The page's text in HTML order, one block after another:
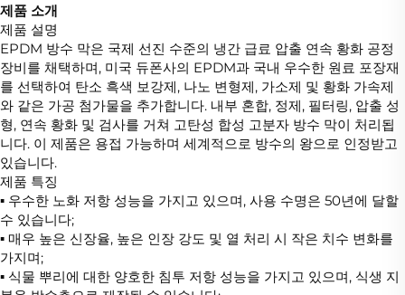
제품 소개
제품 설명
EPDM 방수 막은 국제 선진 수준의 냉간 급료 압출 연속 황화 공정
장비를 채택하며, 미국 듀폰사의 EPDM과 국내 우수한 원료 포장재
를 선택하여 탄소 흑색 보강제, 나노 변형제, 가소제 및 황화 가속제
와 같은 가공 첨가물을 추가합니다. 내부 혼합, 정제, 필터링, 압출 성
형, 연속 황화 및 검사를 거쳐 고탄성 합성 고분자 방수 막이 처리됩
니다. 이 제품은 용접 가능하며 세계적으로 방수의 왕으로 인정받고
있습니다.
제품 특징
▪ 우수한 노화 저항 성능을 가지고 있으며, 사용 수명은 50년에 달할
수 있습니다;
▪ 매우 높은 신장율, 높은 인장 강도 및 열 처리 시 작은 치수 변화를
가지며;
▪ 식물 뿌리에 대한 양호한 침투 저항 성능을 가지고 있으며, 식생 지